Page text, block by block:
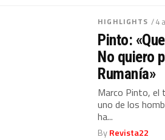
HIGHLIGHTS / 4
Pinto:
No quiero
Rumanía»
Marco Pinto, el
uno de los
ha...
ByRevista22